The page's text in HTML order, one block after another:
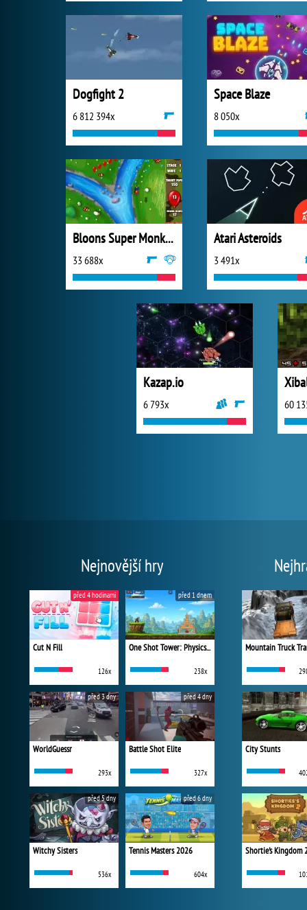
Dogfight 2
6 812 394x
Space Blaze
8 050x
Bloons Super Monkey
33 688x
Atari Asteroids
3 491x
Kazap.io
6 793x 60
Nejnovější hry
Cut N Fill
126x
před 4 hodinami
One Shot Tower: Physics Destroyer
238x
před 1 dnem
WorldGuessr
293x
před 3 dny
Battle Shot Elite
327x
před 4 dny
Witchy Sisters
536x
před 5 dny
Tennis Masters 2026
604x
před 6 dny
Mountain Truck
City Stunts
Shortie's Kingdom